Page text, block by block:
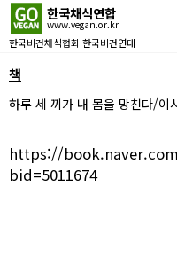
한국채식연합
www.vegan.or.kr
한국비건채식협회 한국비건연대
책
하루 세 끼가 내 몸을 망친다/이
https://
bid=5011674